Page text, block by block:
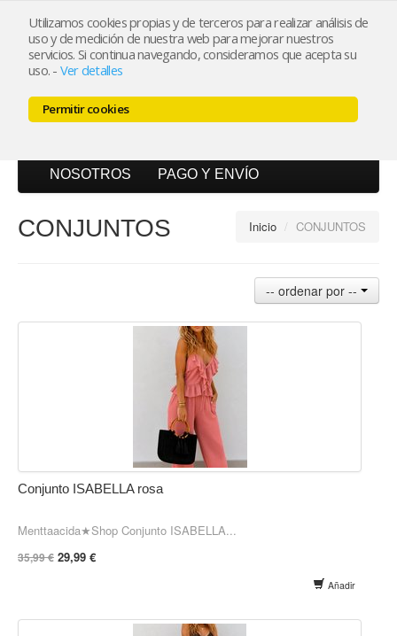
Utilizamos cookies propias y de terceros para realizar análisis de
uso y de medición de nuestra web para mejorar nuestros
servicios. Si continua navegando, consideramos que acepta su
uso. - Ver detalles
Permitir cookies
Mi cuenta
NOSOTROS PAGO Y ENVÍO
Inicio / CONJUNTOS
CONJUNTOS
-- ordenar por --
Conjunto ISABELLA rosa
Menttaacida★Shop Conjunto ISABELLA...
35,99 € 29,99 €
Añadir